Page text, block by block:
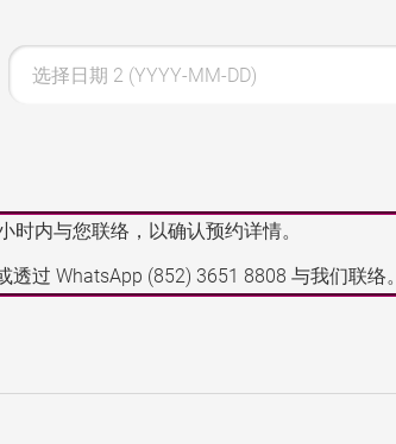
选择日期 2 (YYYY-MM-DD)
时内与您联络，以确认预约详情。
透过 WhatsApp (852) 3651 8808 与我们联络。